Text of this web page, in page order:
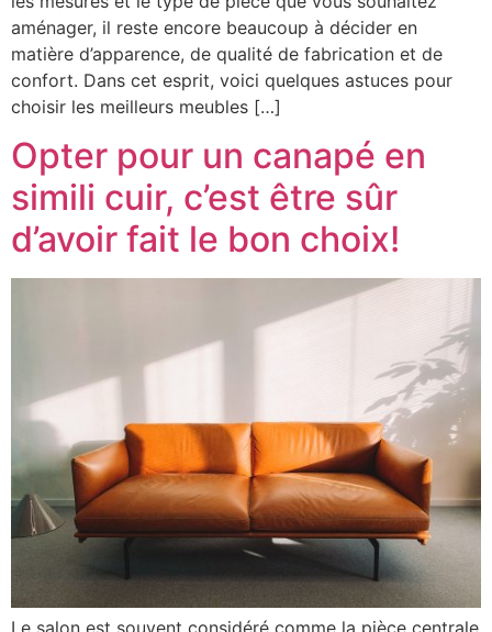
aménager, il reste encore beaucoup à décider en
matière d’apparence, de qualité de fabrication et de
confort. Dans cet esprit, voici quelques astuces pour
choisir les meilleurs meubles […]
Opter pour un canapé en
simili cuir, c’est être sûr
d’avoir fait le bon choix!